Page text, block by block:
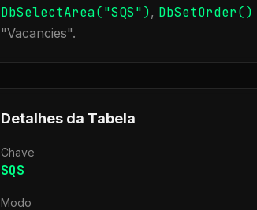
DbSelectArea("SQS"), DbSetOrder()
"Vacancies".
Detalhes da Tabela
Chave
SQS
Modo